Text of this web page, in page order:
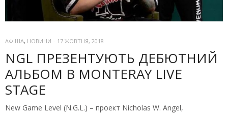
АФІША, НОВИНИ - 17 ЖОВТНЯ, 2018
NGL ПРЕЗЕНТУЮТЬ ДЕБЮТНИЙ
АЛЬБОМ В MONTERAY LIVE
STAGE
New Game Level (N.G.L.) – проект Nicholas W. Angel,